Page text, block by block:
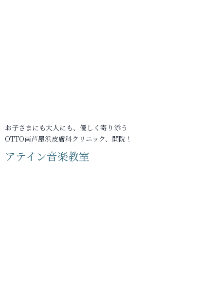
お子さまにも大人にも、優しく寄り添う
OTTO南芦屋浜皮膚科クリニック、開院！
アテイン音楽教室